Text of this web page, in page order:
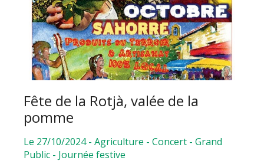
Fête de la Rotjà, valée de la
pomme
Le 27/10/2024 - Agriculture - Concert - Grand
Public - Journée festive